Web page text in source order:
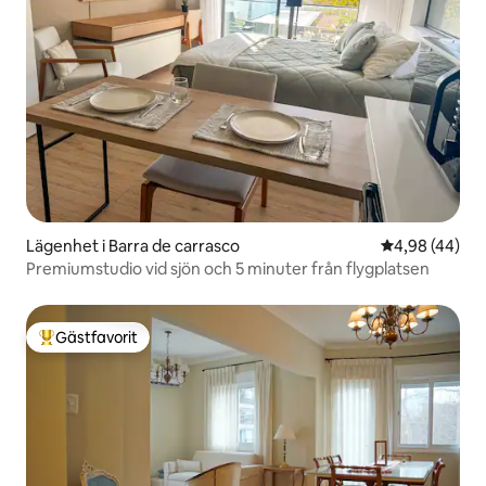
Lägenhet i Barra de carrasco 4,98 av 5 i
4,98 (44)
Premiumstudio vid sjön och 5 minuter från flygplatsen
Populär gästfavorit
Gästfavorit